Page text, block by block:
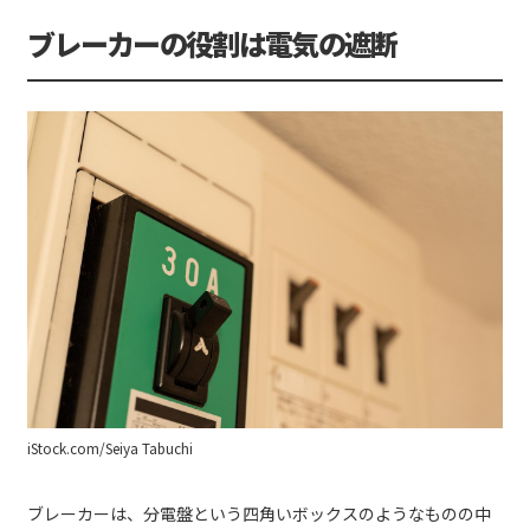
ブレーカーの役割は電気の遮断
iStock.com/Seiya Tabuchi
ブレーカーは、分電盤という四角いボックスのようなものの中